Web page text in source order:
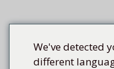
We've detected
different